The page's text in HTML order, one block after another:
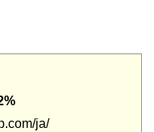
ja/